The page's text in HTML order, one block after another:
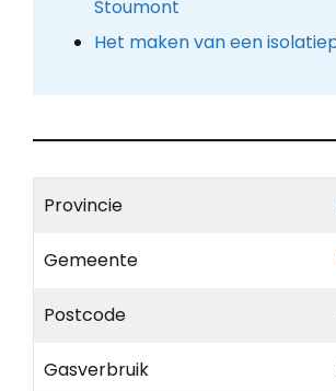
Stoumont
Het maken van een
Provincie
Gemeente
Postcode
Gasverbruik